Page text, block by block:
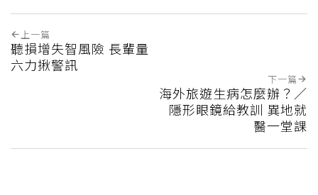
上一篇
聽損增失智風險 長輩量
六力揪警訊
下一篇
海外旅遊生病怎麼辦？／
隱形眼鏡給教訓 異地就
醫一堂課